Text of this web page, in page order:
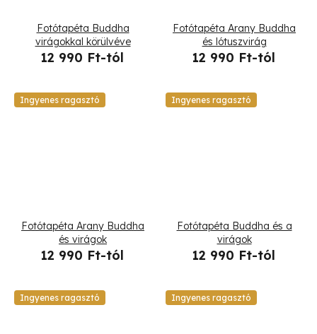
Fotótapéta Buddha
virágokkal körülvéve
12 990 Ft-tól
Fotótapéta Arany Buddha
és lótuszvirág
12 990 Ft-tól
Ingyenes ragasztó
Fotótapéta Arany Buddha
és virágok
12 990 Ft-tól
Ingyenes ragasztó
Fotótapéta Buddha és a
virágok
12 990 Ft-tól
Ingyenes ragasztó Ingyenes ragasztó